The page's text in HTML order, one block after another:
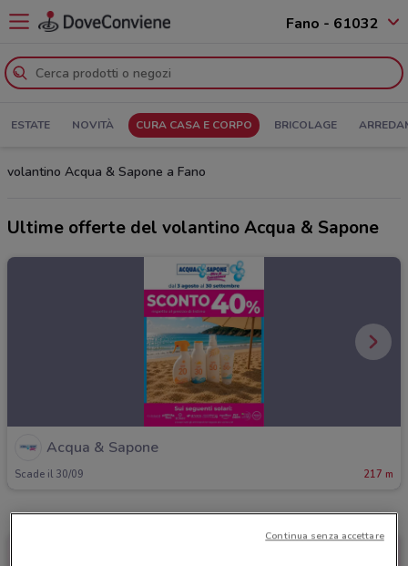
Fano - 61032
ESTATE NOVITÀ CURA CASA E CORPO BRICOLAGE
volantino Acqua & Sapone a Fano
Ultime offerte del volantino Acqua & Sapone
Acqua & Sapone
Scade il 30/09 217 m
Continua senza accettare